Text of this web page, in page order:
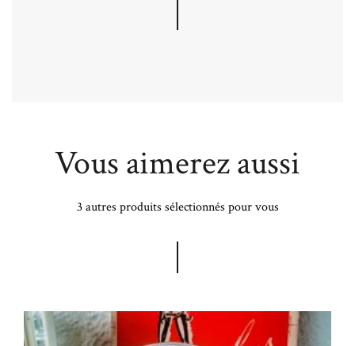
Vous aimerez aussi
3 autres produits sélectionnés pour vous